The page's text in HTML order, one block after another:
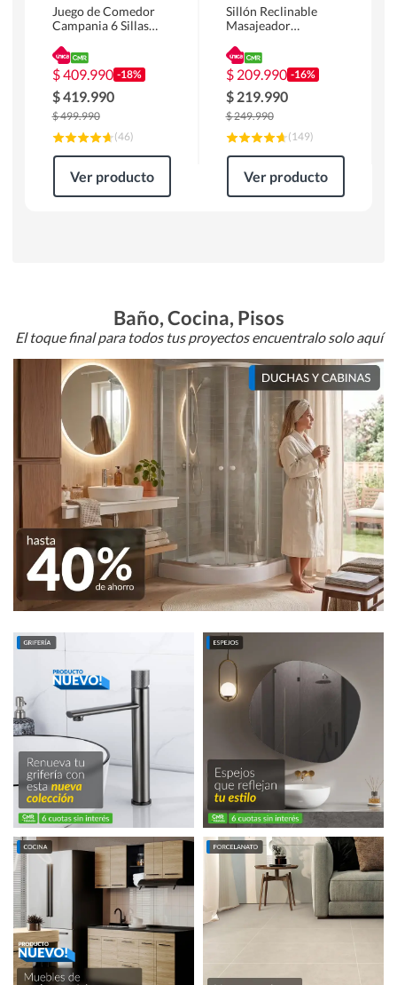
Juego de Comedor
Campania 6 Sillas
180 x 90 x 76 cm
Café
$409.990 -18%
$419.990
$499.990
(46)
Ver producto
Sillón Reclinable
Masajeador
Atlanta 91x101x94
cm Negro
$ 209.990 -16%
$ 219.990
$249.990
(149)
Ver producto
Baño, Cocina, Pisos
El toque final para todos tus proyectos encuentralo solo aquí